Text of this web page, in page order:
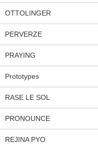
OTTOLINGER
PERVERZE
PRAYING
Prototypes
RASE LE SOL
PRONOUNCE
REJINA PYO